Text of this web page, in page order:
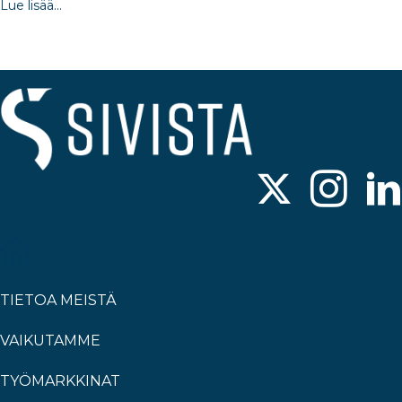
Lue lisää...
TIETOA MEISTÄ
VAIKUTAMME
TYÖMARKKINAT